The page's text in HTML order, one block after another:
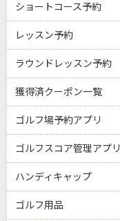
ショートコース予約
レッスン予約
ラウンドレッスン予約
獲得済クーポン一覧
ゴルフ場予約アプリ
ゴルフスコア管理アプリ
ハンディキャップ
ゴルフ用品